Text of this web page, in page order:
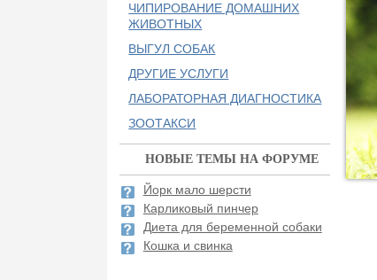
ЧИПИРОВАНИЕ ДОМАШНИХ
ЖИВОТНЫХ
ВЫГУЛ СОБАК
ДРУГИЕ УСЛУГИ
ЛАБОРАТОРНАЯ ДИАГНОСТИКА
ЗООТАКСИ
НОВЫЕ ТЕМЫ НА ФОРУМЕ
Йорк мало шерсти
Карликовый пинчер
Диета для беременной собаки
Кошка и свинка